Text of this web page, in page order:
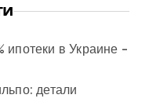
ипотеки в Украине –
детали